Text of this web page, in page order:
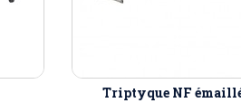
Triptyque NF